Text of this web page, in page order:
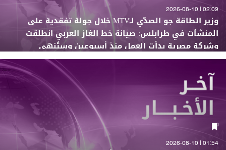
02:09 | 2026-08-10
وزير الطاقة جو الصدّي لـMTV خلال جولة تفقدية على
المنشآت في طرابلس: صيانة خط الغاز العربي انطلقت
وشركة مصرية بدأت العمل منذ أسبوعين وستُنهي
مهمّتها بعد 4 أسابيع
01:54 | 2026-08-10